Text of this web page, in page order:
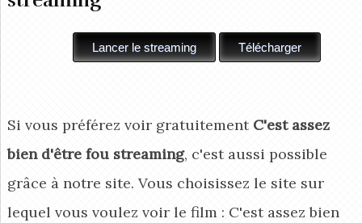
Si vous préférez voir gratuitement C'est assez
bien d'être fou streaming, c'est aussi possible
grâce à notre site. Vous choisissez le site sur
lequel vous voulez voir le film : C'est assez bien